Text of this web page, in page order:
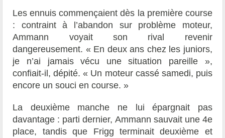
Les ennuis commençaient dès la première course
: contraint à l’abandon sur problème moteur,
Ammann voyait son rival revenir
dangereusement. « En deux ans chez les juniors,
je n’ai jamais vécu une situation pareille »,
confiait-il, dépité. « Un moteur cassé samedi, puis
encore un souci en course. »
La deuxième manche ne lui épargnait pas
davantage : parti dernier, Ammann sauvait une 4e
place, tandis que Frigg terminait deuxième et